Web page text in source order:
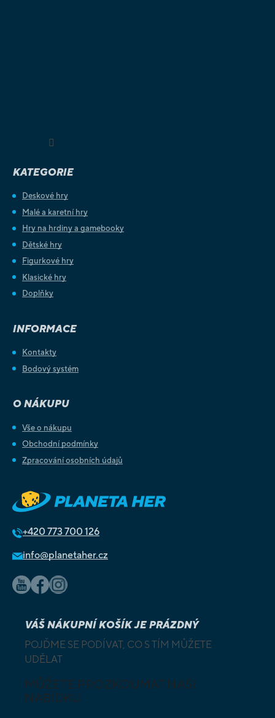
KATEGORIE
Deskové hry
Malé a karetní hry
Hry na hrdiny a gamebooky
Dětské hry
Figurkové hry
Klasické hry
Doplňky
INFORMACE
Kontakty
Bodový systém
O NÁKUPU
Vše o nákupu
Obchodní podmínky
Zpracování osobních údajů
+420 773 700 126
info@planetaher.cz
VÁŠ NÁKUPNÍ KOŠÍK JE PRÁZDNÝ
POJĎME SE PODÍVAT, CO S TÍM MŮŽETE
UDĚLAT
MŮŽETE PROZKOUMAT NAŠI
NABÍDKU